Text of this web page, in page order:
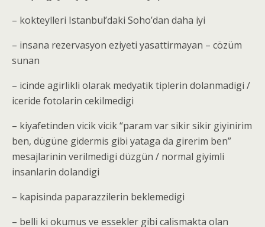
– kokteylleri Istanbul’daki Soho’dan daha iyi
– insana rezervasyon eziyeti yasattirmayan – cözüm
sunan
– icinde agirlikli olarak medyatik tiplerin dolanmadigi /
iceride fotolarin cekilmedigi
– kiyafetinden vicik vicik “param var sikir sikir giyinirim
ben, dügüne gidermis gibi yataga da girerim ben”
mesajlarinin verilmedigi düzgün / normal giyimli
insanlarin dolandigi
– kapisinda paparazzilerin beklemedigi
– belli ki okumus ve essekler gibi calismakta olan